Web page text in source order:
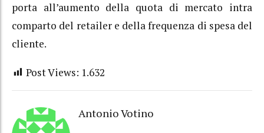
porta all’aumento della quota di mercato intra
comparto del retailer e della frequenza di spesa del
cliente.
Post Views: 1.632
Antonio Votino